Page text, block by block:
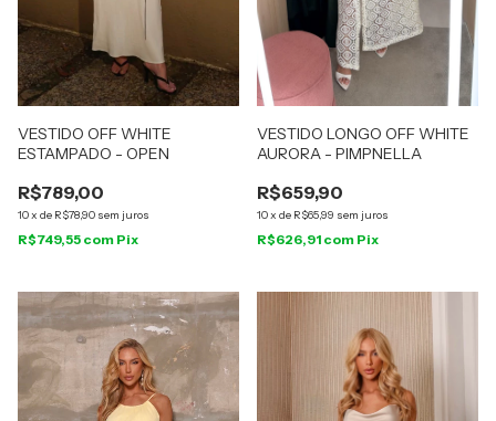
VESTIDO OFF WHITE
ESTAMPADO - OPEN
R$789,00
10x de R$78,90 sem juros
R$749,55 com Pix
VESTIDO LONGO OFF WHITE
AURORA - PIMPNELLA
R$659,90
10x de R$65,99 sem juros
R$626,91 com Pix